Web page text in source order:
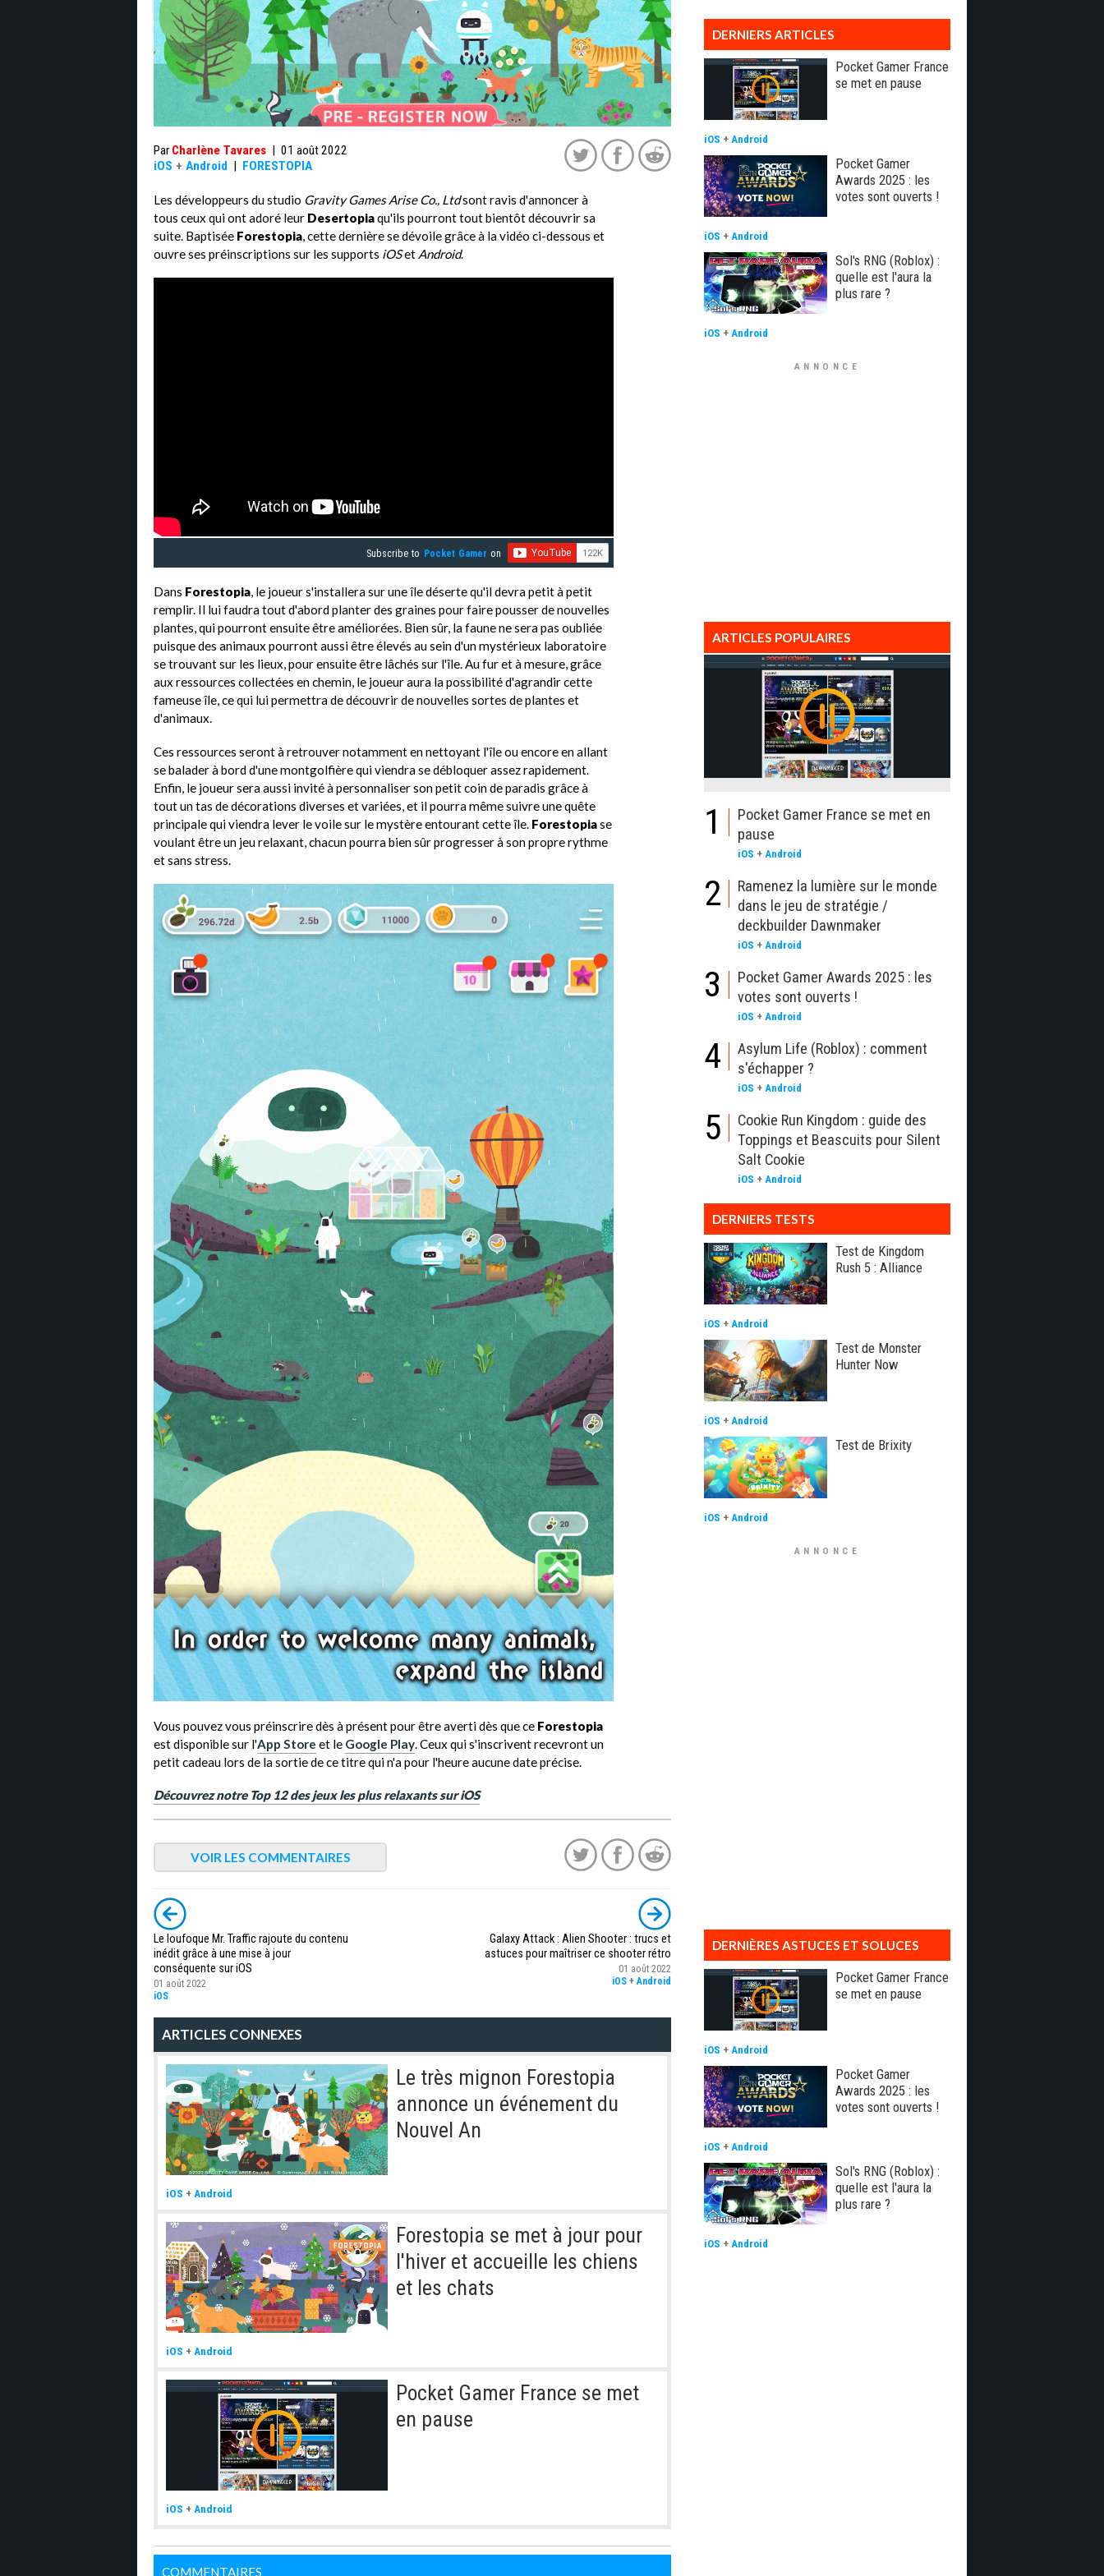
Par Charlène Tavares | 01 août 2022
iOS + Android | FORESTOPIA
Les développeurs du studio Gravity Games Arise Co., Ltdsont ravis d'annoncer à
tous ceux qui ont adoré leur Desertopiaqu'ils pourront tout bientôt découvrir sa
suite. Baptisée Forestopia, cette dernière se dévoile grâce à la vidéo ci-dessous et
ouvre ses préinscriptions sur les supports iOSet Android.
Subscribe to Pocket Gamer on
Dans Forestopia, le joueur s'installera sur une île déserte qu'il devra petit à petit
remplir. Il lui faudra tout d'abord planter des graines pour faire pousser de nouvelles
plantes, qui pourront ensuite être améliorées. Bien sûr, la faune ne sera pas oubliée
puisque des animaux pourront aussi être élevés au sein d'un mystérieux laboratoire
se trouvant sur les lieux, pour ensuite être lâchés sur l'île. Au fur et à mesure, grâce
aux ressources collectées en chemin, le joueur aura la possibilité d'agrandir cette
fameuse île, ce qui lui permettra de découvrir de nouvelles sortes de plantes et
d'animaux.
Ces ressources seront à retrouver notamment en nettoyant l'île ou encore en allant
se balader à bord d'une montgolfière qui viendra se débloquer assez rapidement.
Enfin, le joueur sera aussi invité à personnaliser son petit coin de paradis grâce à
tout un tas de décorations diverses et variées, et il pourra même suivre une quête
principale qui viendra lever le voile sur le mystère entourant cette île. Forestopiase
voulant être un jeu relaxant, chacun pourra bien sûr progresser à son propre rythme
et sans stress.
Vous pouvez vous préinscrire dès à présent pour être averti dès que ce Forestopia
est disponible sur l'App Store et le Google Play. Ceux qui s'inscrivent recevront un
petit cadeau lors de la sortie de ce titre qui n'a pour l'heure aucune date précise.
Découvrez notre Top 12 des jeux les plus relaxants sur iOS
VOIR LES COMMENTAIRES
Le loufoque Mr. Traffic rajoute du contenu
inédit grâce à une mise à jour
conséquente sur iOS
01 août 2022
iOS
Galaxy Attack : Alien Shooter : trucs et
astuces pour maîtriser ce shooter rétro
01 août 2022
iOS +Android
ARTICLES CONNEXES
Le très mignon Forestopia
annonce un événement du
Nouvel An
iOS + Android
Forestopia se met à jour pour
l'hiver et accueille les chiens
et les chats
iOS + Android
Pocket Gamer France se met
en pause
iOS + Android
COMMENTAIRES
DERNIERS ARTICLES
Pocket Gamer France
se met en pause
iOS + Android
Pocket Gamer
Awards 2025 : les
votes sont ouverts !
iOS + Android
Sol's RNG (Roblox) :
quelle est l'aura la
plus rare ?
iOS + Android
ANNONCE
ARTICLES POPULAIRES
1
Pocket Gamer France se met en
pause
iOS + Android
2
Ramenez la lumière sur le monde
dans le jeu de stratégie /
deckbuilder Dawnmaker
iOS + Android
3
Pocket Gamer Awards 2025 : les
votes sont ouverts !
iOS + Android
4
Asylum Life (Roblox) : comment
s'échapper ?
iOS + Android
5
Cookie Run Kingdom : guide des
Toppings et Beascuits pour Silent
Salt Cookie
iOS + Android
DERNIERS TESTS
Test de Kingdom
Rush 5 : Alliance
iOS + Android
Test de Monster
Hunter Now
iOS + Android
Test de Brixity
iOS + Android
ANNONCE
DERNIÈRES ASTUCES ET SOLUCES
Pocket Gamer France
se met en pause
iOS + Android
Pocket Gamer
Awards 2025 : les
votes sont ouverts !
iOS + Android
Sol's RNG (Roblox) :
quelle est l'aura la
plus rare ?
iOS + Android